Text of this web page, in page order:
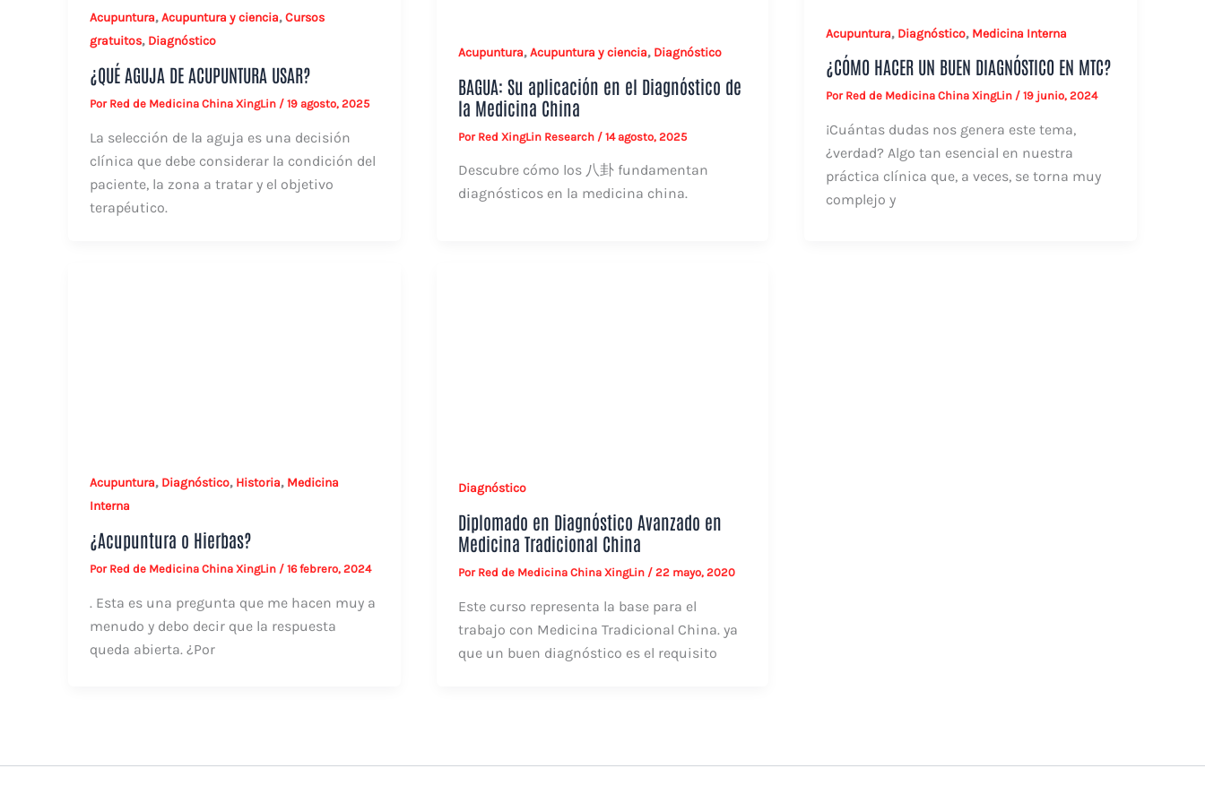
Acupuntura,Acupuntura y ciencia,Cursos
gratuitos, Diagnóstico
¿QUÉ AGUJA DE ACUPUNTURA USAR?
Por Red de Medicina China XingLin / 19 agosto, 2025
La selección de la aguja es una decisión
clínica que debe considerar la condición del
paciente, la zona a tratar y el objetivo
terapéutico.
Acupuntura,Acupuntura y ciencia, Diagnóstico
BAGUA: Su aplicación en el Diagnóstico de
la Medicina China
Por Red XingLin Research / 14 agosto, 2025
Descubre cómo los 八卦 fundamentan
diagnósticos en la medicina china.
Acupuntura, Diagnóstico, Medicina Interna
¿CÓMO HACER UN BUEN DIAGNÓSTICO EN MTC?
Por Red de Medicina China XingLin /19 junio, 2024
¡Cuántas dudas nos genera este tema,
¿verdad? Algo tan esencial en nuestra
práctica clínica que, a veces, se torna muy
complejo y
Acupuntura, Diagnóstico, Historia, Medicina
Interna
¿Acupuntura o Hierbas?
Por Red de Medicina China XingLin / 16 febrero, 2024
. Esta es una pregunta que me hacen muy a
menudo y debo decir que la respuesta
queda abierta. ¿Por
Diagnóstico
Diplomado en Diagnóstico Avanzado en
Medicina Tradicional China
Por Red de Medicina China XingLin / 22 mayo, 2020
Este curso representa la base para el
trabajo con Medicina Tradicional China. ya
que un buen diagnóstico es el requisito